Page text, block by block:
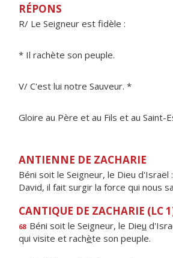
RÉPONS
R/ Le Seigneur est fidèle :
* Il rachète son peuple.
V/ C'est lui notre Sauveur. *
Gloire au Père et au Fils et au Saint-
ANTIENNE DE ZACHARIE
Béni soit le Seigneur, le Dieu d'Israël
David, il fait surgir la force qui nous
CANTIQUE DE ZACHARIE (LC
68 Béni soit le Seigneur, le Dieu
qui visite et rachète son peuple.